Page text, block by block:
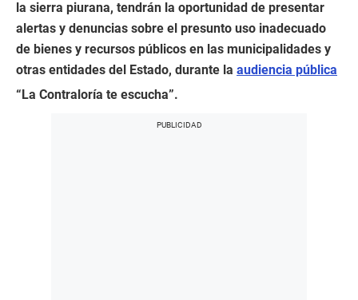
la sierra piurana, tendrán la oportunidad de presentar
alertas y denuncias sobre el presunto uso inadecuado
de bienes y recursos públicos en las municipalidades y
otras entidades del Estado, durante la audiencia pública
“La Contraloría te escucha”.